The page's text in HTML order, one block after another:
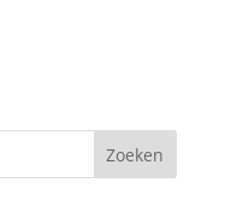
Zoeken